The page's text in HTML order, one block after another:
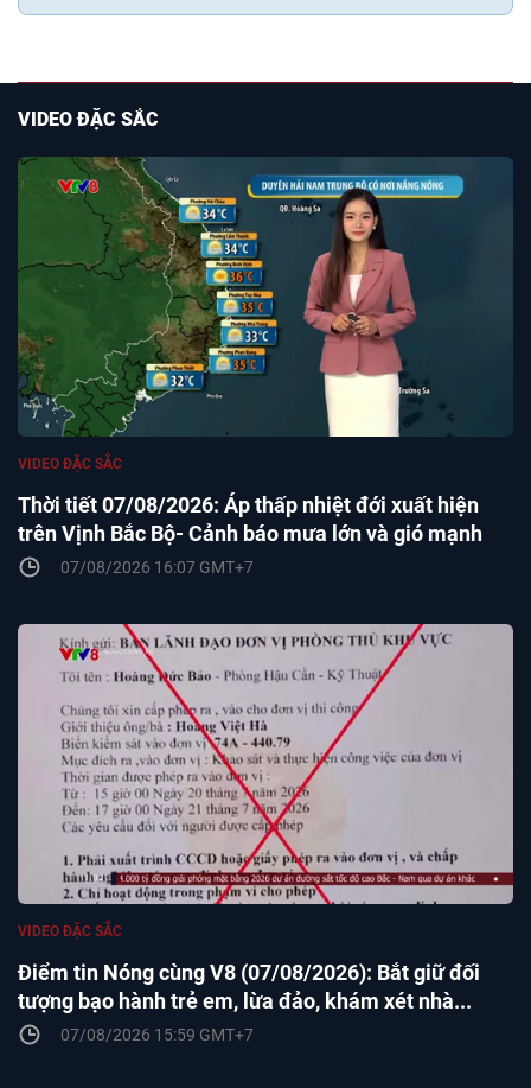
VIDEO ĐẶC SẮC
Thời tiết 07/08/2026: Áp thấp nhiệt đới xuất hiện
trên Vịnh Bắc Bộ- Cảnh báo mưa lớn và gió mạnh
VIDEO ĐẶC SẮC
07/08/2026 16:07 GMT+7
Điểm tin Nóng cùng V8 (07/08/2026): Bắt giữ đối
tượng bạo hành trẻ em, lừa đảo, khám xét nhà...
VIDEO ĐẶC SẮC
07/08/2026 15:59 GMT+7